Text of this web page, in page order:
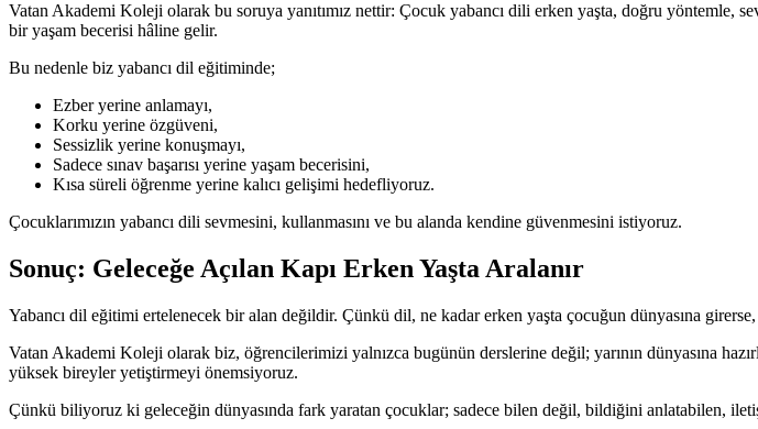
Vatan Akademi Koleji olarak bu soruya yanıtımız nettir: Çocuk yabancı dili erken yaşta, doğru
bir yaşam becerisi hâline gelir.
Bu nedenle biz yabancı dil eğitiminde;
Ezber yerine anlamayı,
Korku yerine özgüveni,
Sessizlik yerine konuşmayı,
Sadece sınav başarısı yerine yaşam becerisini,
Kısa süreli öğrenme yerine kalıcı gelişimi hedefliyoruz.
Çocuklarımızın yabancı dili sevmesini, kullanmasını ve bu alanda kendine güvenmesini istiyoruz.
Sonuç: Geleceğe Açılan Kapı Erken Yaşta Aralanır
Yabancı dil eğitimi ertelenecek bir alan değildir. Çünkü dil, ne kadar erken yaşta çocuğun dünyasına
Vatan Akademi Koleji olarak biz, öğrencilerimizi yalnızca bugünün derslerine değil; yarının dünyasına
yüksek bireyler yetiştirmeyi önemsiyoruz.
Çünkü biliyoruz ki geleceğin dünyasında fark yaratan çocuklar; sadece bilen değil, bildiğini anlatabilen,